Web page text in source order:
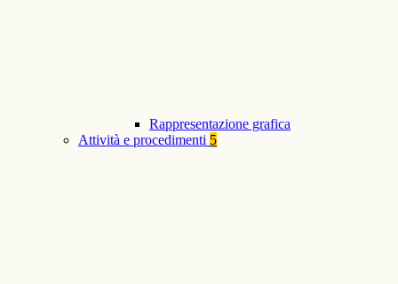
Rappresentazione grafica
Attività e procedimenti 5